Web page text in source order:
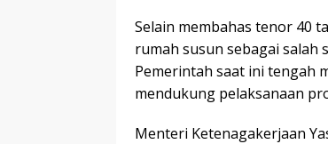
Selain membahas tenor 40
rumah susun sebagai salah
Pemerintah saat ini tengah
mendukung pelaksanaan
Menteri Ketenagakerjaan